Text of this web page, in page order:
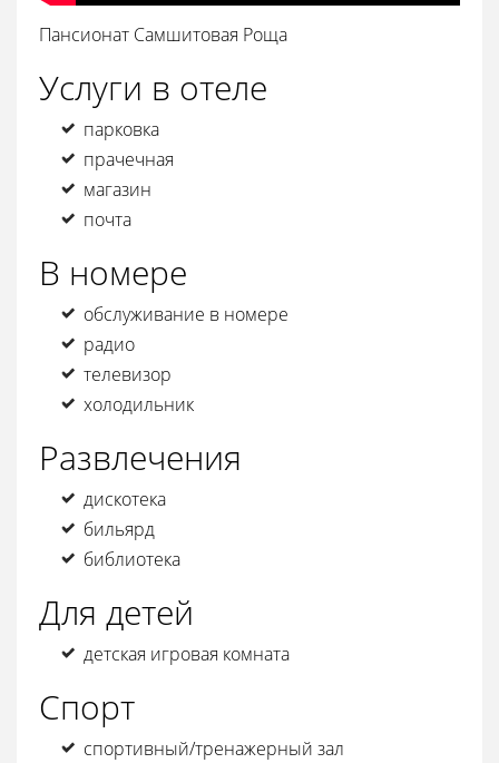
Пансионат Самшитовая Роща
Услуги в отеле
парковка
прачечная
магазин
почта
В номере
обслуживание в номере
радио
телевизор
холодильник
Развлечения
дискотека
бильярд
библиотека
Для детей
детская игровая комната
Спорт
спортивный/тренажерный зал